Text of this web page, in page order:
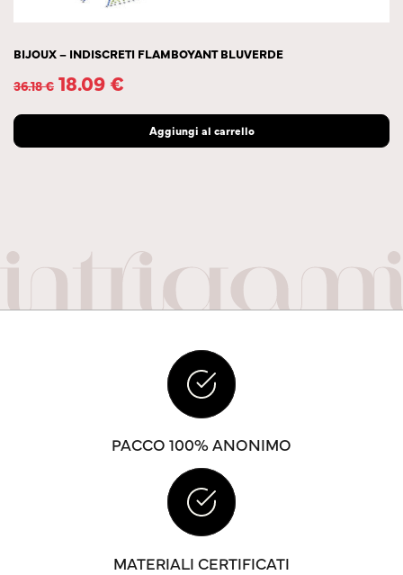
– INDISCRETI FLAMBOYANT BLUVERDE
18.09€
Aggiungi al carrello
PACCO 100% ANONIMO
MATERIALI CERTIFICATI